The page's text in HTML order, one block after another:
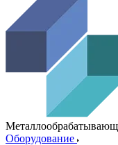
Оборудование